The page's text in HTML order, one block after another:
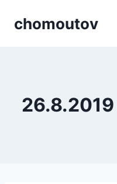
chomoutov